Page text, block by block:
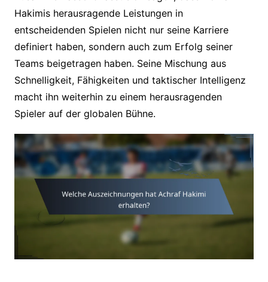
Hakimis herausragende Leistungen in
entscheidenden Spielen nicht nur seine Karriere
definiert haben, sondern auch zum Erfolg seiner
Teams beigetragen haben. Seine Mischung aus
Schnelligkeit, Fähigkeiten und taktischer Intelligenz
macht ihn weiterhin zu einem herausragenden
Spieler auf der globalen Bühne.